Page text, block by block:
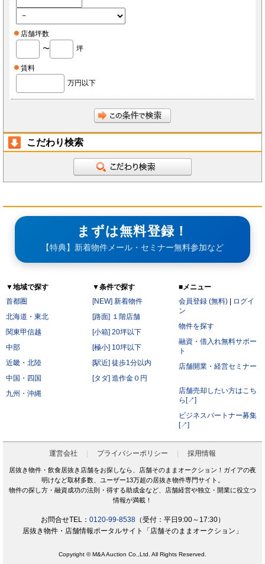
店舗坪数
〜
坪
賃料
万円以下
こだわり検索
まずは無料登録！
【特典】新着物件メール・セミナー無料参加など
▼地域で探す
首都圏
北海道・東北
関東甲信越
中部
近畿・北陸
中国・四国
九州・沖縄
▼条件で探す
[NEW] 新着物件
[路面] １階店舗
[小箱] 20坪以下
[極小] 10坪以下
[駅近] 徒歩1分以内
[タダ] 造作金０円
■メニュー
会員登録 (無料)
ログイ
ン
物件を探す
融資・借入れ無料サポー
ト
店舗開業・経営セミナー
店舗売却したい方はこち
ら[↗]
ビジネスパートナー募集
[↗]
運営会社 プライバシーポリシー 採用情報
居抜き物件・飲食居抜き店舗をお探しなら、店舗そのままオークション！ガイアの夜
明けなど取材多数、ユーザー13万超の居抜き物件専門サイト。
物件の探し方・融資成功の法則・得する助成金など、店舗経営や独立・開業に役立つ
情報が満載！
お問合せTEL： 0120-99-8538（受付：平日9:00～17:30）
居抜き物件・店舗情報ポータルサイト「店舗そのままオークション」
Copyright © M&A Auction Co.,Ltd. All Rights Reserved.